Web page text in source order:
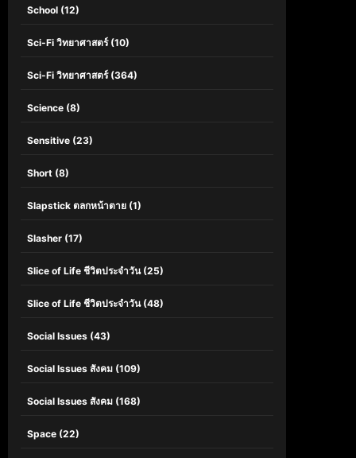
School (12)
Sci-Fi วิทยาศาสตร์(10)
Sci-Fi วิทยาศาสตร์(364)
Science (8)
Sensitive (23)
Short (8)
Slapstick ตลกหน้าตาย (1)
Slasher (17)
Slice of Life ชีวิตประจำวัน(25)
Slice of Life ชีวิตประจำวัน(48)
Social Issues (43)
Social Issues สังคม (109)
Social Issues สังคม (168)
Space (22)